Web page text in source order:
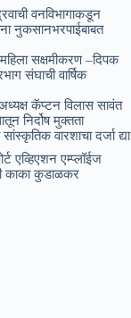
वनविभागाकडून
नुकसानभरपाईबाबत
सक्षमीकरण –दिपक
संघाची वार्षिक
कॅप्टन विलास सावंत
निर्दोष मुक्तता
वारशाचा दर्जा द्या
एव्हिएशन एम्प्लॉईज
काका कुडाळकर